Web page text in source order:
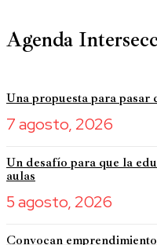
Agenda
Una propuesta para
7 agosto, 2026
Un desafío para que la
aulas
5 agosto, 2026
Convocan